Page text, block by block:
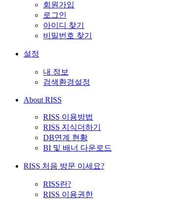
회원가입
로그인
아이디 찾기
비밀번호 찾기
설정
내 정보
검색환경설정
About RISS
RISS 이용방법
RISS 지식더하기
DB연계 현황
BI 및 배너 다운로드
RISS 처음 방문 이세요?
RISS란?
RISS 이용권한